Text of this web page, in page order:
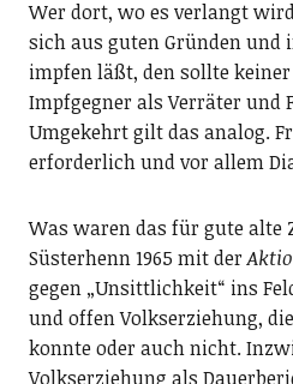
Wer dort, wo es verlangt
sich aus guten Gründen und
impfen läßt, den sollte
Impfgegner als Verräter und
Umgekehrt gilt das analog.
erforderlich und vor allem
Was waren das für gute alte
Süsterhenn 1965 mit der
gegen „Unsittlichkeit“ ins
und offen Volkserziehung,
konnte oder auch nicht.
Volkserziehung als